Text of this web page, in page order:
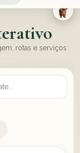
rotas e serviços